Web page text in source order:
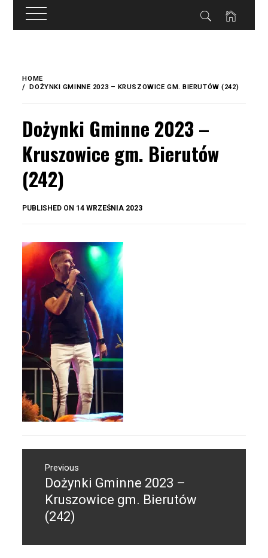
treści
content
HOME
DOŻYNKI GMINNE 2023 – KRUSZOWICE GM. BIERUTÓW (242)
Dożynki Gminne 2023 –
Kruszowice gm. Bierutów
(242)
PUBLISHED ON 14 WRZEŚNIA 2023
wpisuPrevious
Previous
post:
Dożynki Gminne 2023 –
Kruszowice gm. Bierutów
(242)